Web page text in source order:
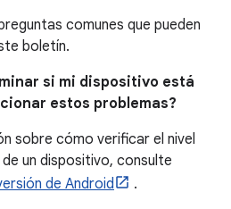
comunes que pueden
boletín.
si mi dispositivo está
estos problemas?
sobre cómo verificar el nivel
un dispositivo, consulte
de Android
.